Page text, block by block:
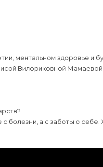
ментальном здоровье и
Вилориковной Мамаевой
болезни, а с заботы о